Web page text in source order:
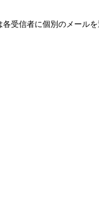
受信者に個別のメールを